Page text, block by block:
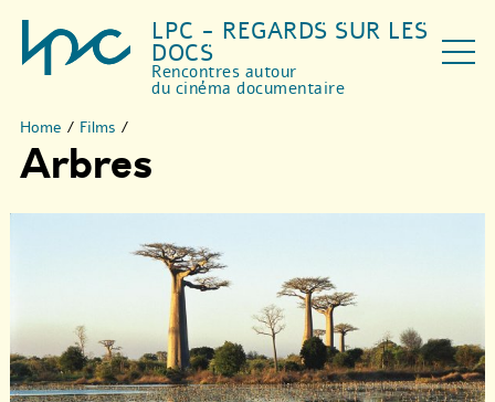
LPC - REGARDS SUR LES
DOCS
Rencontres autour
du cinéma documentaire
Home / Films /
Arbres